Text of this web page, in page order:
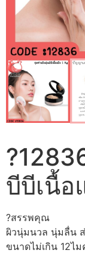
บีบีเนื้อ
?สรรพคุณ
ผิวนุ่มนวล นุ่มลื่น
ขนาดไม่เกิน 12ไ